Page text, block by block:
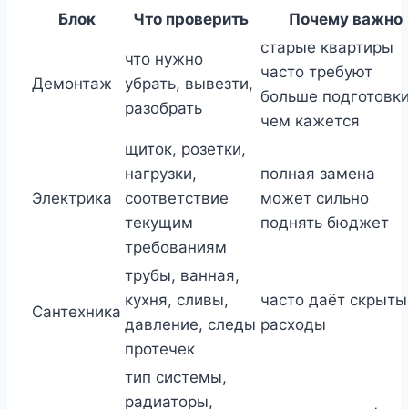
Блок Что проверить Почему важно
Демонтаж
что нужно
убрать, вывезти,
разобрать
старые квартиры
часто требуют
больше
чем кажется
Электрика
щиток, розетки,
нагрузки,
соответствие
текущим
требованиям
полная замена
может сильно
поднять бюджет
Сантехника
трубы, ванная,
кухня, сливы,
давление, следы
протечек
часто даёт
расходы
тип системы,
радиаторы,